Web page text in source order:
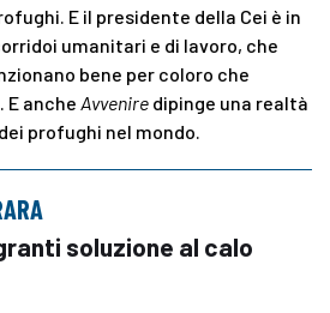
E il presidente della Cei è in
umanitari e di lavoro, che
bene per coloro che
E anche Avvenire dipinge una realtà
profughi nel mondo.
soluzione al calo